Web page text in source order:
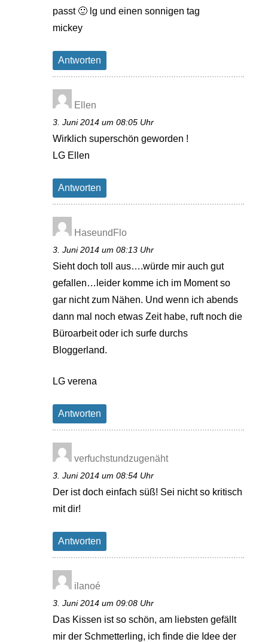
passt 🙂 lg und einen sonnigen tag
mickey
Antworten
Ellen
3. Juni 2014 um 08:05 Uhr
Wirklich superschön geworden !
LG Ellen
Antworten
HaseundFlo
3. Juni 2014 um 08:13 Uhr
Sieht doch toll aus….würde mir auch gut
gefallen…leider komme ich im Moment so
gar nicht zum Nähen. Und wenn ich abends
dann mal noch etwas Zeit habe, ruft noch die
Büroarbeit oder ich surfe durchs
Bloggerland.
LG verena
Antworten
verfuchstundzugenäht
3. Juni 2014 um 08:54 Uhr
Der ist doch einfach süß! Sei nicht so kritisch
mit dir!
Antworten
ilanoé
3. Juni 2014 um 09:08 Uhr
Das Kissen ist so schön, am liebsten gefällt
mir der Schmetterling, ich finde die Idee der